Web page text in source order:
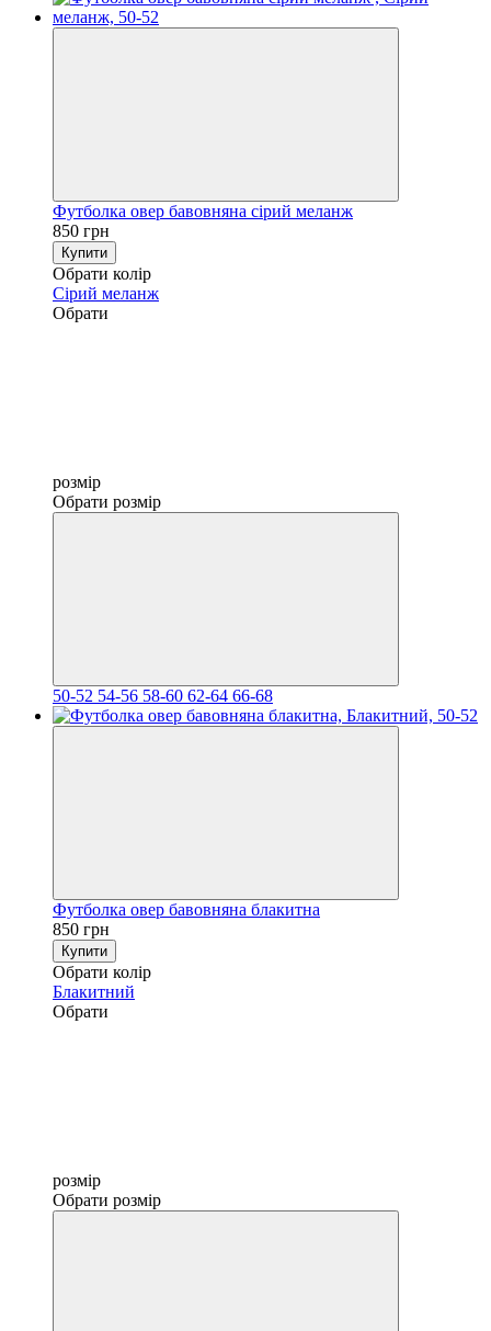
Футболка овер бавовняна сірий меланж
850 грн
Купити
Обрати колір
Сірий меланж
Обрати
розмір
Обрати розмір
50-52 54-56 58-60 62-64 66-68
Футболка овер бавовняна блакитна
850 грн
Купити
Обрати колір
Блакитний
Обрати
розмір
Обрати розмір